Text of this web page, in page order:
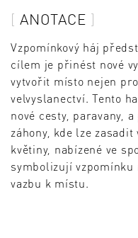
ANOTACE
Vzpomínkový háj
cílem je přinést nové
vytvořit místo nejen
velvyslanectví. Tento
nové cesty, paravany,
záhony, kde lze zasadit
květiny, nabízené ve
symbolizují vzpomínku
vazbu k místu.